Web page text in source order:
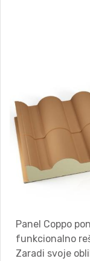
Panel Coppo
funkcionalno
Zaradi svoje